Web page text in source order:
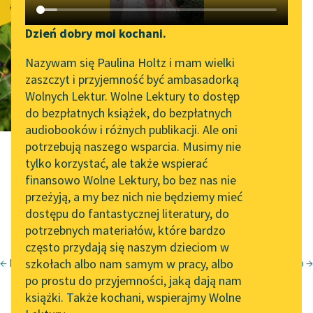
Katalog DAISY
Podkasty o książkach
Zgłoś brak utworu
Aktualności
„Prokurator Alicja Horn”
do słuchania
Byliśmy częścią AI Impact
Lab
Zapraszamy na spotkanie
online z tłumaczkami
literatury skandynawskiej
Spotkanie z Katarzyną
Tunkiel w Oslo
102. lata temu zmarł
Joseph Conrad
Narzędzia
Mapa Wolnych Lektur
Leśmianator
Przewodnik dla piszących i
czytających
API
OAI-PMH
Widget Wolnych Lektur
Przypisy
Dzień dobry moi kochani.
Nazywam się Paulina Holtz i mam wielki
zaszczyt i przyjemność być ambasadorką
Wolnych Lektur. Wolne Lektury to dostęp
do bezpłatnych książek, do bezpłatnych
audiobooków i różnych publikacji. Ale oni
potrzebują naszego wsparcia. Musimy nie
tylko korzystać, ale także wspierać
finansowo Wolne Lektury, bo bez nas nie
przeżyją, a my bez nich nie będziemy mieć
dostępu do fantastycznej literatury, do
potrzebnych materiałów, które bardzo
często przydają się naszym dzieciom w
szkołach albo nam samym w pracy, albo
po prostu do przyjemności, jaką dają nam
książki. Także kochani, wspierajmy Wolne
Pierwszy
kawałek o
najbardziej
łagodnych
krawędziach
Pieśń szósta. Ośrodek wypoczynkowy z kokosem w logo →
← Pieśń czwarta. Love will tear us apart
Bianka Rolando
Biała książka